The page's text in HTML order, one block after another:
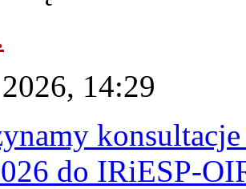
14:29
do IRiESP-